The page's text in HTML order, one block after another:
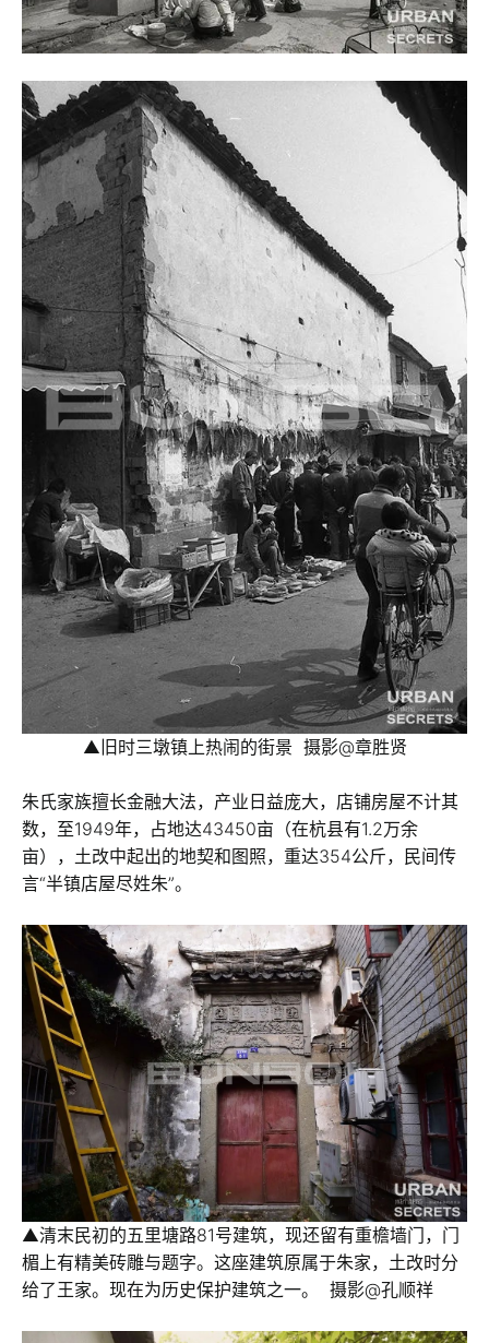
▲旧时三墩镇上热闹的街景 摄影@章胜贤
朱氏家族擅长金融大法，产业日益庞大，店铺房屋不计其
数，至1949年，占地达43450亩（在杭县有1.2万余
亩），土改中起出的地契和图照，重达354公斤，民间传
言“半镇店屋尽姓朱”。
▲清末民初的五里塘路81号建筑，现还留有重檐墙门，门
楣上有精美砖雕与题字。这座建筑原属于朱家，土改时分
给了王家。现在为历史保护建筑之一。 摄影@孔顺祥